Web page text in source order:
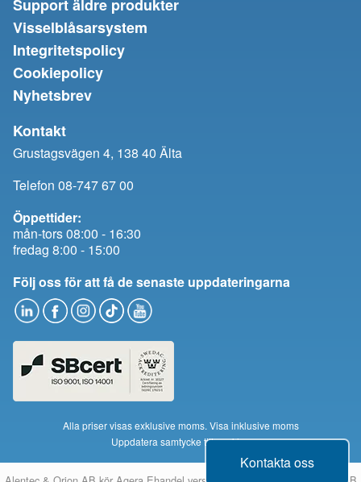
Kontakta oss
Support äldre produkter
Visselblåsarsystem
Integritetspolicy
Cookiepolicy
Nyhetsbrev
Kontakt
Grustagsvägen 4, 138 40 Älta
Telefon 08-747 67 00
Öppettider:
mån-tors 08:00 - 16:30
fredag 8:00 - 15:00
Följ oss för att få de senaste uppdateringarna
Alla priser visas exklusive moms. Visa inklusive moms
Uppdatera samtycke till cookies